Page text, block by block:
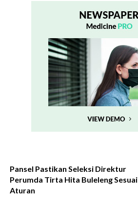
Pansel Pastikan Seleksi Direktur
Perumda Tirta Hita Buleleng Sesuai
Aturan